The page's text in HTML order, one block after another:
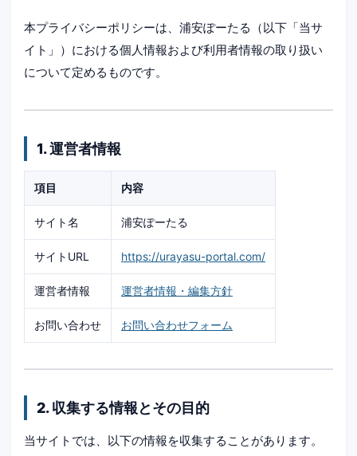
本プライバシーポリシーは、浦安ぽーたる（以下「当サ
イト」）における個人情報および利用者情報の取り扱い
について定めるものです。
1. 運営者情報
項目 内容
サイト名 浦安ぽーたる
サイトURL https://urayasu-portal.com/
運営者情報 運営者情報・編集方針
お問い合わせ お問い合わせフォーム
2. 収集する情報とその目的
当サイトでは、以下の情報を収集することがあります。